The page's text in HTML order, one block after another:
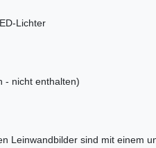
Lichter
- nicht enthalten)
Leinwandbilder sind mit einem